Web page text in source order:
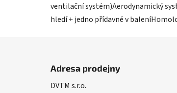
ventilační systém)Aerodynamický
hledí + jedno přídavné v
Adresa prodejny
DVTM s.r.o.